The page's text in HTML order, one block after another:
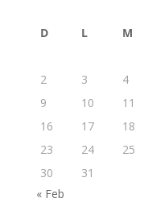
D L M
2
3 4
9
10 11
16
17 18
23
24 25
30
31
« Feb